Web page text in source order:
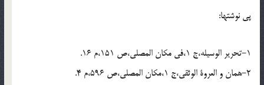
پى‏ نوشتها:
1-تحریر الوسیله،ج 1،فى مکان المصلى،ص 151،م 16.
2-همان و العروة الوثقى،ج 1،مکان المصلى،ص 596،م 4.